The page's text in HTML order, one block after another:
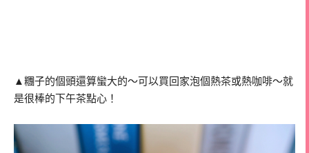
▲糰子的個頭還算蠻大的～可以買回家泡個熱茶或熱咖啡～就
是很棒的下午茶點心！